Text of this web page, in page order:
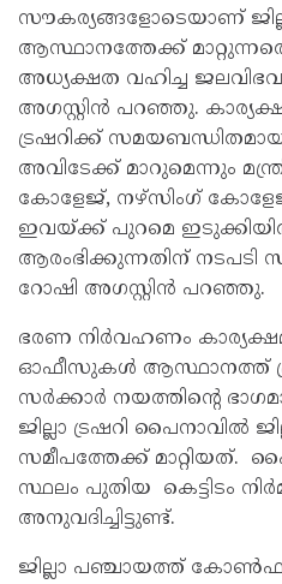
സൗകര്യങ്ങളോടെയാണ്
ആസ്ഥാനത്തേക്ക്
അധ്യക്ഷത വഹിച്ച ജലവിഭവ
അഗസ്റ്റിൻ പറഞ്ഞു.
ട്രഷറിക്ക് സമയബന്ധിതമായി
അവിടേക്ക് മാറുമെന്നും
കോളേജ്, നഴ്സിംഗ്
ഇവയ്ക്ക് പുറമെ
ആരംഭിക്കുന്നതിന് നടപടി
റോഷി അഗസ്റ്റിൻ പറഞ്ഞു.
ഭരണ നിർവഹണം
ഓഫീസുകൾ ആസ്ഥാനത്ത്
സർക്കാർ നയത്തിന്റെ
ജില്ലാ ട്രഷറി പൈനാവിൽ
സമീപത്തേക്ക് മാറ്റിയത്.
സ്ഥലം പുതിയ കെട്ടിടം
അനുവദിച്ചിട്ടുണ്ട്.
ജില്ലാ പഞ്ചായത്ത്